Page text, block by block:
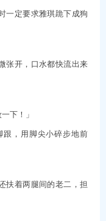
一定要求雅琪跪下成狗
开，口水都快流出来
下！」
，用脚尖小碎步地前
着两腿间的老二，担